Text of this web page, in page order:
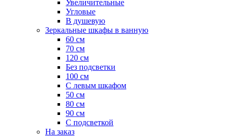
Увеличительные
Угловые
В душевую
Зеркальные шкафы в ванную
60 см
70 см
120 см
Без подсветки
100 см
С левым шкафом
50 см
80 см
90 см
С подсветкой
На заказ